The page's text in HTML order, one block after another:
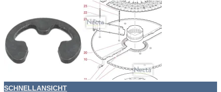
SCHNELLANSICHT